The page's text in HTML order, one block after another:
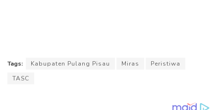
Tags: Kabupaten Pulang Pisau Miras
Peristiwa
TASC